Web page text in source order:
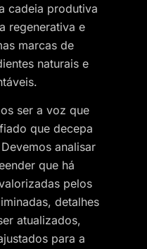
cadeia produtiva
regenerativa e
marcas de
naturais e
ser a voz que
que decepa
analisar
que há
pelos
detalhes
atualizados,
para a